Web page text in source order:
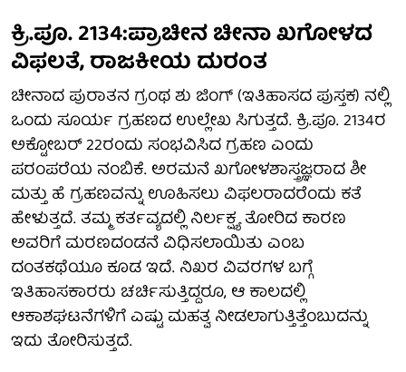
ಕ್ರಿ.ಪೂ. 2134:ಪ್ರಾಚೀನ ಚೀನಾ ಖಗೋಳದ
ವಿಫಲತೆ, ರಾಜಕೀಯ ದುರಂತ
ಚೀನಾದ ಪುರಾತನ ಗ್ರಂಥ ಶು ಜಿಂಗ್ (ಇತಿಹಾಸದ ಪುಸ್ತಕ) ನಲ್ಲಿ
ಒಂದು ಸೂರ್ಯ ಗ್ರಹಣದ ಉಲ್ಲೇಖ ಸಿಗುತ್ತದೆ. ಕ್ರಿ.ಪೂ. 2134ರ
ಅಕ್ಟೋಬರ್ 22ರಂದು ಸಂಭವಿಸಿದ ಗ್ರಹಣ ಎಂದು
ಪರಂಪರೆಯ ನಂಬಿಕೆ. ಅರಮನೆ ಖಗೋಳಶಾಸ್ತ್ರಜ್ಞರಾದ ಶೀ
ಮತ್ತು ಹೆ ಗ್ರಹಣವನ್ನು ಊಹಿಸಲು ವಿಫಲರಾದರೆಂದು ಕತೆ
ಹೇಳುತ್ತದೆ. ತಮ್ಮ ಕರ್ತವ್ಯದಲ್ಲಿ ನಿರ್ಲಕ್ಷ್ಯ ತೋರಿದ ಕಾರಣ
ಅವರಿಗೆ ಮರಣದಂಡನೆ ವಿಧಿಸಲಾಯಿತು ಎಂಬ
ದಂತಕಥೆಯೂ ಕೂಡ ಇದೆ. ನಿಖರ ವಿವರಗಳ ಬಗ್ಗೆ
ಇತಿಹಾಸಕಾರರು ಚರ್ಚಿಸುತ್ತಿದ್ದರೂ, ಆ ಕಾಲದಲ್ಲಿ
ಆಕಾಶಘಟನೆಗಳಿಗೆ ಎಷ್ಟು ಮಹತ್ವ ನೀಡಲಾಗುತ್ತಿತ್ತೆಂಬುದನ್ನು
ಇದು ತೋರಿಸುತ್ತದೆ.